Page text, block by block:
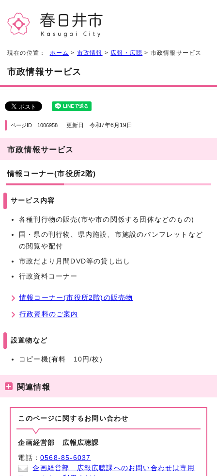
現在の位置： ホーム > 市政情報 > 広報・広聴 > 市政情報サービス
市政情報サービス
ページID 1006958 更新日 令和7年6月19日
市政情報サービス
情報コーナー(市役所2階)
サービス内容
各種刊行物の販売(市や市の関係する団体などのもの)
国・県の刊行物、県内施設、市施設のパンフレットなど
の閲覧や配付
市政だより月間DVD等の貸し出し
行政資料コーナー
情報コーナー(市役所2階)の販売物
行政資料のご案内
設置物など
コピー機(有料 10円/枚)
関連情報
このページに関する お問い合わせ
企画経営部 広報広聴課
電話：0568-85-6037
企画経営部 広報広聴課へのお問い合わせは専用